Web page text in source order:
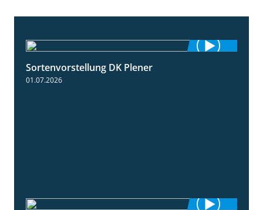
Sortenvorstellung DK Plener
01.07.2026